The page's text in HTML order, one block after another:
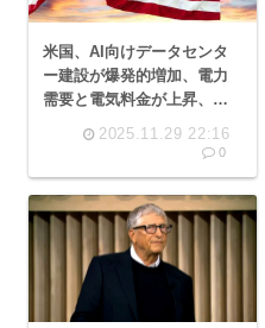
米国、AI向けデータセンタ
ー建設が爆発的増加、電力
需要と電気料金が上昇、高
を押し上げ、気候対策を脅
2025.11.29 22:16
0